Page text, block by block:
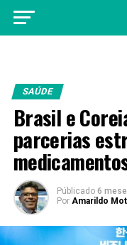
SAÚDE
Brasil e
parcerias
Públicado 6
Por Amarildo